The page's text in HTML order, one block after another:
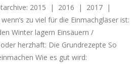
2015 | 2016 | 2017 |
zu viel für die Einmachgläser ist:
Winter lagern Einsäuern /
herzhaft: Die Grundrezepte So
Wie es gut wird: